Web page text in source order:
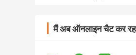
मैं अब ऑनलाइन चैट कर